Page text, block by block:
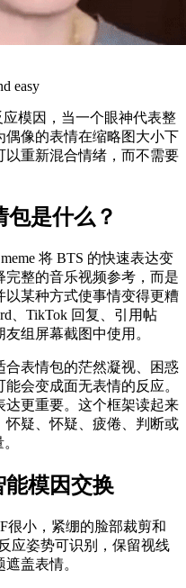
easy
应模因，当一个眼神代表整
像的表情在缩略图大小下
以重新混合情绪，而不需要
包是什么？
meme 将 BTS 的快速表达变
完整的音乐视频参考，而是
某种方式使事情变得更糟
、TikTok 回复、引用帖
组屏幕截图中使用。
表情包的茫然凝视、困惑
会变成面无表情的反应。
更重要。这个框架读起来
怀疑、怀疑、疲倦、判断或
能模因交换
很小，紧绷的脸部裁剪和
应姿势可识别，保留视线
盖表情。